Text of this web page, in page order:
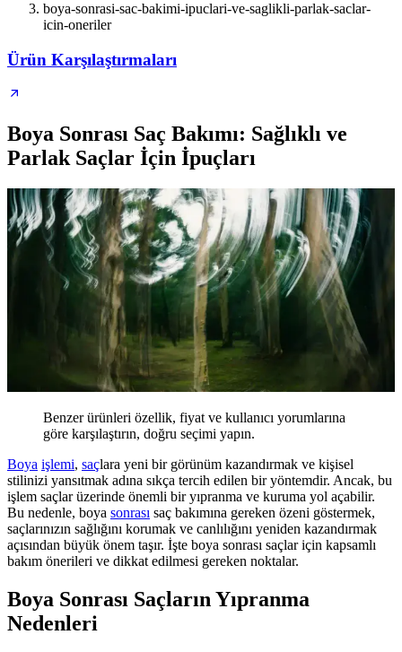
boya-sonrasi-sac-bakimi-ipuclari-ve-saglikli-parlak-saclar-
icin-oneriler
Ürün Karşılaştırmaları
Boya Sonrası Saç Bakımı: Sağlıklı ve
Parlak Saçlar İçin İpuçları
Benzer ürünleri özellik, fiyat ve kullanıcı yorumlarına
göre karşılaştırın, doğru seçimi yapın.
Boya işlemi, saçlara yeni bir görünüm kazandırmak ve kişisel
stilinizi yansıtmak adına sıkça tercih edilen bir yöntemdir. Ancak, bu
işlem saçlar üzerinde önemli bir yıpranma ve kuruma yol açabilir.
Bu nedenle, boya sonrası saç bakımına gereken özeni göstermek,
saçlarınızın sağlığını korumak ve canlılığını yeniden kazandırmak
açısından büyük önem taşır. İşte boya sonrası saçlar için kapsamlı
bakım önerileri ve dikkat edilmesi gereken noktalar.
Boya Sonrası Saçların Yıpranma
Nedenleri